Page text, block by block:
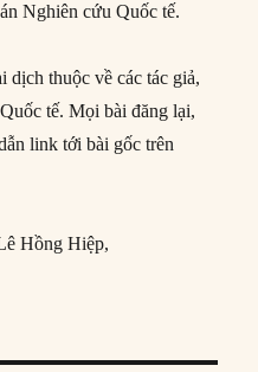
Nghiên cứu Quốc tế.
dịch thuộc về các tác giả,
tế. Mọi bài đăng lại,
link tới bài gốc trên
Hồng Hiệp,